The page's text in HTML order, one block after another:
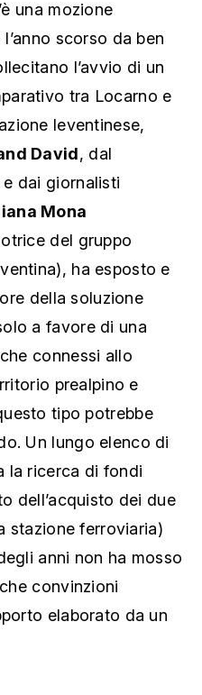
una mozione
scorso da ben
l’avvio di un
tra Locarno e
leventinese,
David, dal
e dai giornalisti
Mona
del gruppo
ha esposto e
della soluzione
a favore di una
connessi allo
prealpino e
tipo potrebbe
Un lungo elenco di
la ricerca di fondi
dell’acquisto dei due
stazione ferroviaria)
anni non ha mosso
convinzioni
elaborato da un